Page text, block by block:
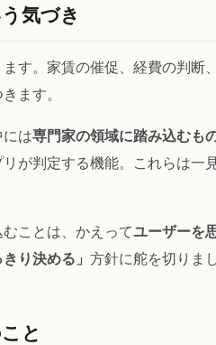
気づき
す。家賃の催促、経費の判
ます。
は専門家の領域に踏み込むも
が判定する機能。これらは一
ことは、かえってユーザーを
り決める」 方針に舵を切りまし
と